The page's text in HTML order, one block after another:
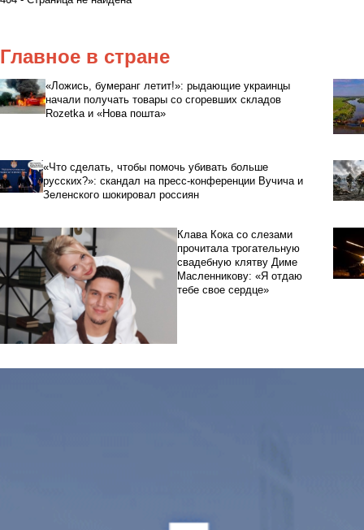
Главное в стране
«Ложись, бумеранг летит!»: рыдающие украинцы
начали получать товары со сгоревших складов
Rozetka и «Нова пошта»
«Что сделать, чтобы помочь убивать больше
русских?»: скандал на пресс-конференции Вучича и
Зеленского шокировал россиян
Клава Кока со слезами
прочитала трогательную
свадебную клятву Диме
Масленникову: «Я отдаю
тебе свое сердце»